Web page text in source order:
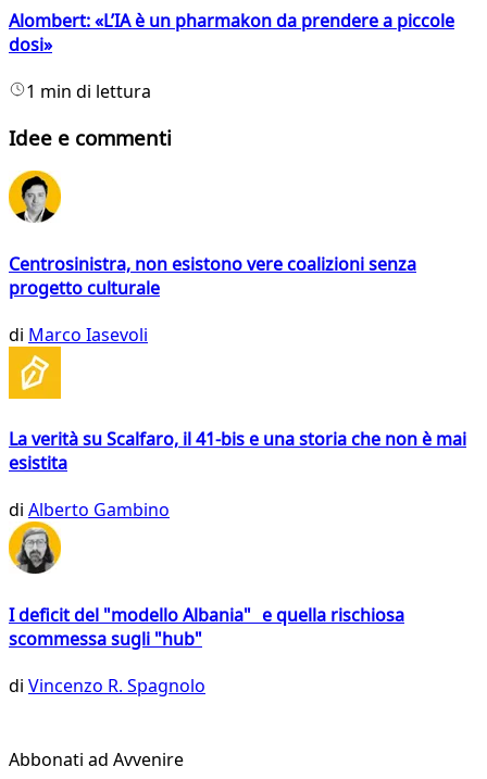
Alombert: «L’IA è un pharmakon da prendere a piccole
dosi»
1 min di lettura
Idee e commenti
Centrosinistra, non esistono vere coalizioni senza
progetto culturale
di Marco Iasevoli
La verità su Scalfaro, il 41-bis e una storia che non è mai
esistita
di Alberto Gambino
I deficit del "modello Albania" e quella rischiosa
scommessa sugli "hub"
di Vincenzo R. Spagnolo
Abbonati ad Avvenire